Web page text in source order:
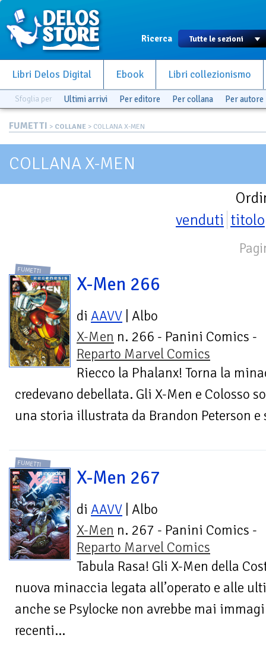
Ricerca
Libri Delos Digital Ebook Libri collezionismo
Sfoglia per Ultimi arrivi Per editore Per collana Per autore
FUMETTI > COLLANE > COLLANA X-MEN
COLLANA X-MEN
venduti titolo
FUMETTI
X-Men 266
di AAVV | Albo
X-Men n. 266 - Panini Comics -
Reparto Marvel Comics
Riecco la Phalanx! Torna la
credevano debellata. Gli X-Men e Colosso
una storia illustrata da Brandon Peterson
FUMETTI
X-Men 267
di AAVV | Albo
X-Men n. 267 - Panini Comics -
Reparto Marvel Comics
Tabula Rasa! Gli X-Men della
nuova minaccia legata all’operato e alle
anche se Psylocke non avrebbe mai
recenti...